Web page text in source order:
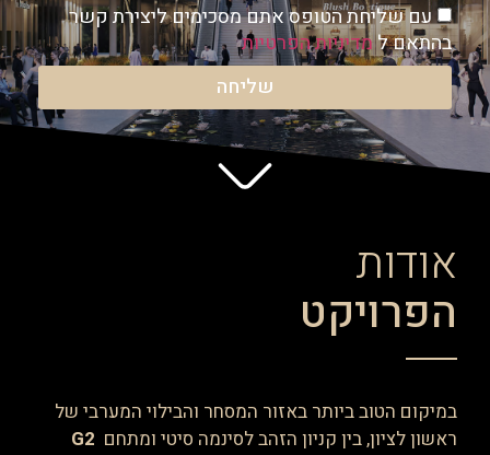
עם שליחת הטופס אתם מסכימים ליצירת קשר
בהתאם למדיניות הפרטיות
שליחה
אודות
הפרויקט
במיקום הטוב ביותר באזור המסחר והבילוי המערבי של
ראשון לציון, בין קניון הזהב לסינמה סיטי ומתחם G2